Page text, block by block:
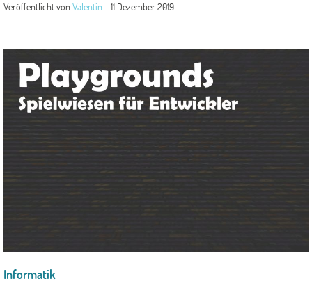
Veröffentlicht vonValentin - 11 Dezember 2019
Informatik